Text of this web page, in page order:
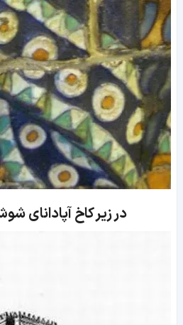
در زیر کاخ آپادانای